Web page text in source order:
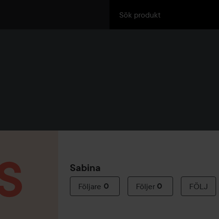
Sabina
Följare 0 Följer 0 FÖLJ